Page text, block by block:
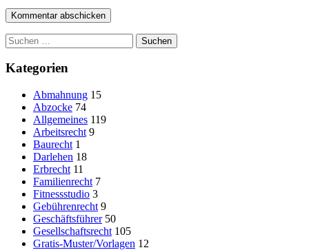
Suchen
nach:
Kategorien
Abmahnung 15
Abzocke 74
Allgemeines 119
Arbeitsrecht 9
Baurecht 1
Darlehen 18
Erbrecht 11
Familienrecht 7
Fitnessstudio 3
Gebührenrecht 9
Geschäftsführer 50
Gesellschaftsrecht 105
Gratis-Muster/Vorlagen 12